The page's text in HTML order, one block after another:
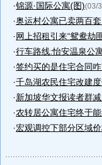
·锦源·国际公寓(图)(03/
·奥运村公寓已卖两百
·网上招租引来“鸳鸯劫
·行车路线:怡安温泉公
·签约买的是住宅合同
·千岛湖农民住宅改建
·新加坡华文报读者群
·农转居公寓住宅终于
·宏观调控下部分区域